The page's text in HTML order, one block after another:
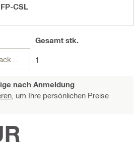
CSL
Packungen
Gesamtstk.
1
nach Anmeldung
um Ihre persönlichen Preise